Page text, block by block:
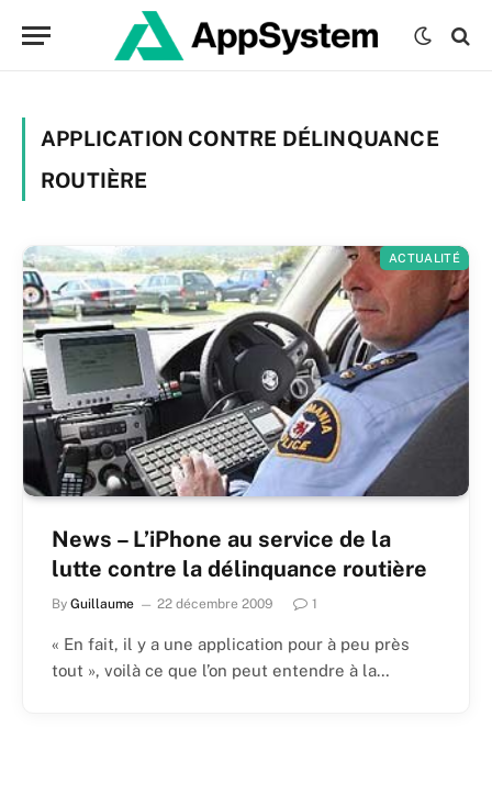
APPLICATION CONTRE DÉLINQUANCE
ROUTIÈRE
ACTUALITÉ
News – L’iPhone au service de la
lutte contre la délinquance routière
By Guillaume 22 décembre 2009 1
« En fait, il y a une application pour à peu près
tout », voilà ce que l’on peut entendre à la…